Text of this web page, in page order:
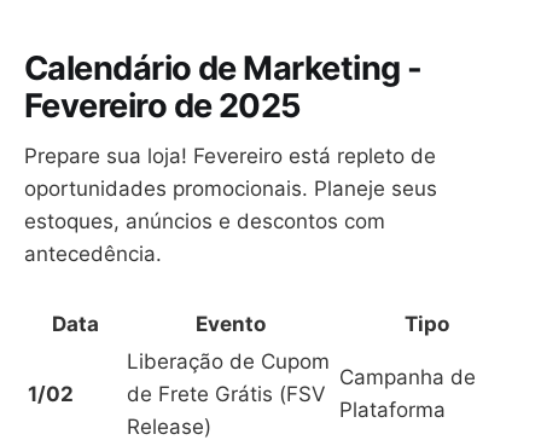
Calendário de Marketing -
Fevereiro de 2025
Prepare sua loja! Fevereiro está repleto de
oportunidades promocionais. Planeje seus
estoques, anúncios e descontos com
antecedência.
Data Evento Tipo
1/02
Liberação de Cupom
de Frete Grátis (FSV
Release)
Campanha de
Plataforma